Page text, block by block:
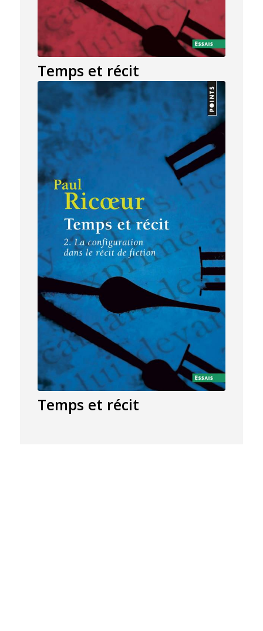
Temps et récit
Temps et récit